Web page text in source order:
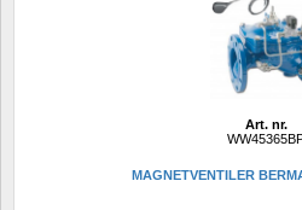
Art. nr.
MAGNETVENTILER